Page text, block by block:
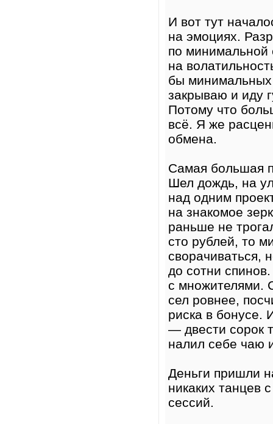
И вот тут
на эмоциях.
по минимальной
на
бы минимальных
закрываю и иду
Потому что
всё. Я же
обмена.
Самая большая
Шел дождь, на
над одним
на знакомое
раньше не
сто рублей, то
сворачиваться,
до сотни
с множителями.
сел ровнее,
риска в бонусе.
— двести сорок
налил себе чаю
Деньги пришли
никаких танцев
сессий.